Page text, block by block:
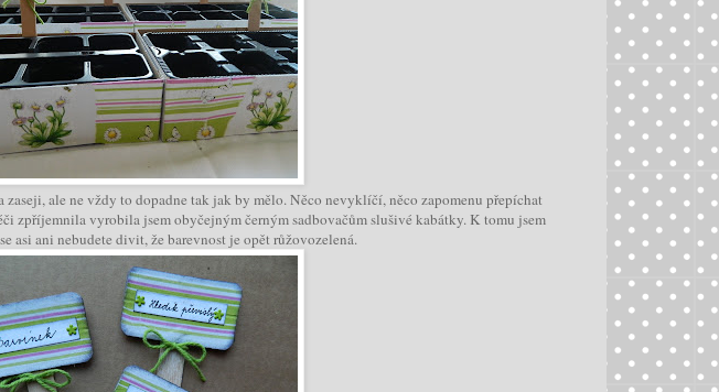
zaseji, ale ne vždy to dopadne tak jak by mělo. Něco nevyklíčí, něco zapomenu přepíchat
zpříjemnila vyrobila jsem obyčejným černým sadbovačům slušivé kabátky. K tomu jsem
asi ani nebudete divit, že barevnost je opět růžovozelená.